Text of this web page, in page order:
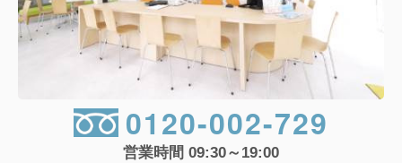
0120-002-729
営業時間 09:30～19:00